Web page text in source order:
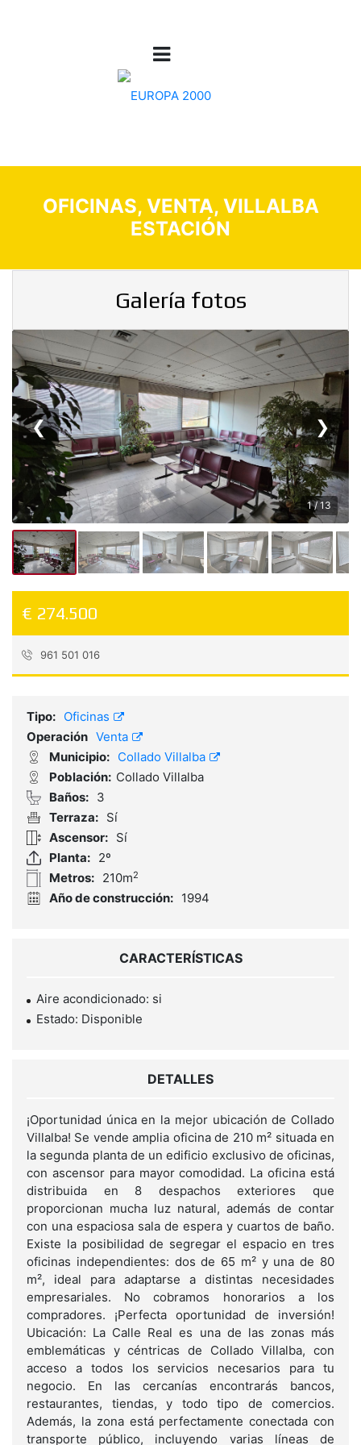
OFICINAS, VENTA, VILLALBA
ESTACIÓN
Galería fotos
❮ ❯
1 / 13
€ 274.500
961 501 016
Tipo: Oficinas
Operación Venta
Municipio: Collado Villalba
Población: Collado Villalba
Baños: 3
Terraza: Sí
Ascensor: Sí
Planta: 2º
Metros: 210m2
Año de construcción: 1994
CARACTERÍSTICAS
Aire acondicionado: si
Estado: Disponible
DETALLES
¡Oportunidad única en la mejor ubicación de Collado
Villalba! Se vende amplia oficina de 210 m² situada en
la segunda planta de un edificio exclusivo de oficinas,
con ascensor para mayor comodidad. La oficina está
distribuida en 8 despachos exteriores que
proporcionan mucha luz natural, además de contar
con una espaciosa sala de espera y cuartos de baño.
Existe la posibilidad de segregar el espacio en tres
oficinas independientes: dos de 65 m² y una de 80
m², ideal para adaptarse a distintas necesidades
empresariales. No cobramos honorarios a los
compradores. ¡Perfecta oportunidad de inversión!
Ubicación: La Calle Real es una de las zonas más
emblemáticas y céntricas de Collado Villalba, con
acceso a todos los servicios necesarios para tu
negocio. En las cercanías encontrarás bancos,
restaurantes, tiendas, y todo tipo de comercios.
Además, la zona está perfectamente conectada con
transporte público, incluyendo varias líneas de